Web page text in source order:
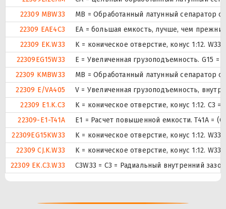
22309 MBW33
MB = Обработанный латунный сепаратор
22309 EAE4C3
EA = большая емкость, лучше, чем
22309 EK.W33
K = коническое отверстие, конус 1:12.
22309EG15W33
E = Увеличенная грузоподъемность. G15
22309 KMBW33
MB = Обработанный латунный сепаратор
22309 E/VA405
V = Увеличенная грузоподъемность,
22309 E1.K.C3
K = коническое отверстие, конус 1:12.
22309-E1-T41A
E1 = Расчет повышенной емкости. T41A =
22309EG15KW33
K = коническое отверстие, конус 1:12.
22309 CJ.K.W33
K = коническое отверстие, конус 1:12.
22309 EK.C3.W33
C3W33 = C3 = Радиальный внутренний